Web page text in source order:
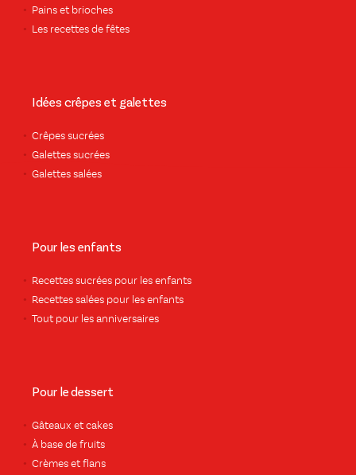
Pains et brioches
Les recettes de fêtes
Idées crêpes et galettes
Crêpes sucrées
Galettes sucrées
Galettes salées
Pour les enfants
Recettes sucrées pour les enfants
Recettes salées pour les enfants
Tout pour les anniversaires
Pour le dessert
Gâteaux et cakes
À base de fruits
Crèmes et flans